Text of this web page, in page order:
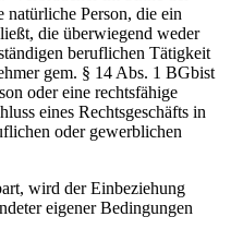
natürliche Person, die ein
die überwiegend weder
beruflichen Tätigkeit
gem. § 14 Abs. 1 BGbist
oder eine rechtsfähige
eines Rechtsgeschäfts in
oder gewerblichen
wird der Einbeziehung
eigener Bedingungen